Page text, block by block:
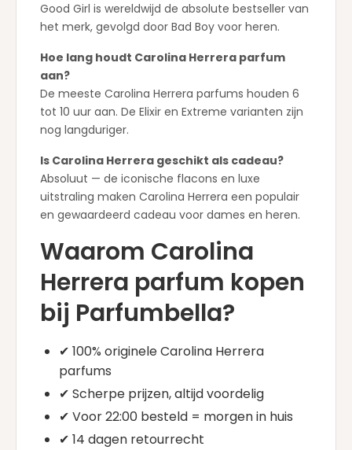
Good Girl is wereldwijd de absolute bestseller van
het merk, gevolgd door Bad Boy voor heren.
Hoe lang houdt Carolina Herrera parfum
aan?
De meeste Carolina Herrera parfums houden 6
tot 10 uur aan. De Elixir en Extreme varianten zijn
nog langduriger.
Is Carolina Herrera geschikt als cadeau?
Absoluut — de iconische flacons en luxe
uitstraling maken Carolina Herrera een populair
en gewaardeerd cadeau voor dames en heren.
Waarom Carolina
Herrera parfum kopen
bij Parfumbella?
✔ 100% originele Carolina Herrera
parfums
✔ Scherpe prijzen, altijd voordelig
✔ Voor 22:00 besteld = morgen in huis
✔ 14 dagen retourrecht